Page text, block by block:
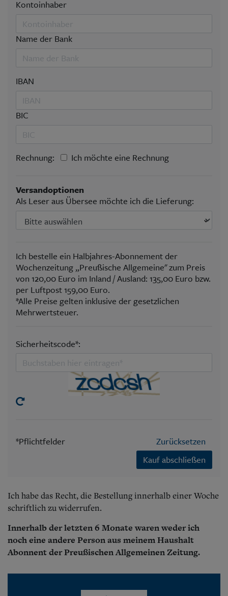
Kontoinhaber
Name der Bank
IBAN
BIC
Rechnung: Ich möchte eine Rechnung
Versandoptionen
Als Leser aus Übersee möchte ich die Lieferung:
Ich bestelle ein Halbjahres-Abonnement der
Wochenzeitung „Preußische Allgemeine" zum Preis
von 120,00 Euro im Inland / Ausland: 135,00 Euro bzw.
per Luftpost 159,00 Euro.
*Alle Preise gelten inklusive der gesetzlichen
Mehrwertsteuer.
Sicherheitscode*:
*Pflichtfelder
Zurücksetzen
Kauf abschließen
Ich habe das Recht, die Bestellung innerhalb einer Woche
schriftlich zu widerrufen.
Innerhalb der letzten 6 Monate waren weder ich
noch eine andere Person aus meinem Haushalt
Abonnent der Preußischen Allgemeinen Zeitung.